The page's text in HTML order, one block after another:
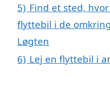
5) Find et sted,
flyttebil i de
Løgten
6) Lej en flyttebil i